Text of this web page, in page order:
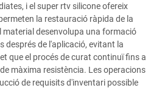
i el super rtv silicone ofereix
la restauració ràpida de la
desenvolupa una formació
després de l'aplicació, evitant la
que el procés de curat continuï fins a
màxima resistència. Les operacions
de requisits d'inventari possible